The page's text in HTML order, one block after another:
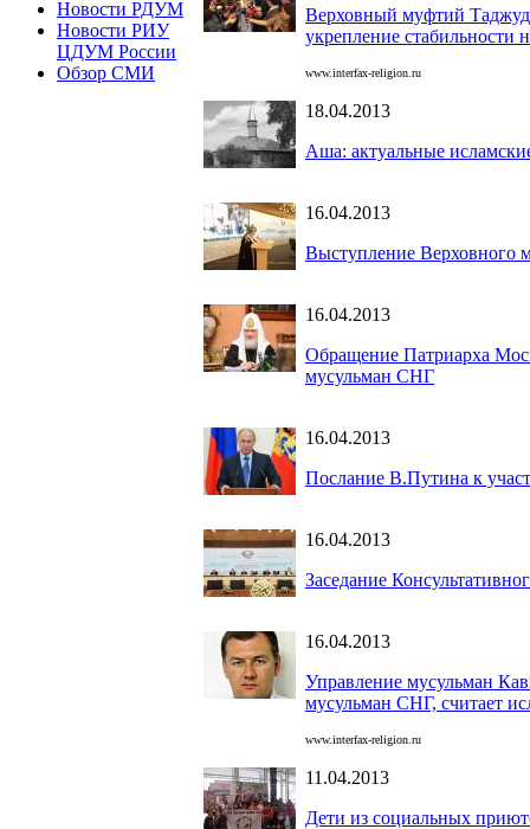
Новости РДУМ
Новости РИУ
ЦДУМ России
Обзор СМИ
Верховный муфтий
укрепление стабильности
www.interfax-religion.ru
18.04.2013
Аша: актуальные
16.04.2013
Выступление Верховного
16.04.2013
Обращение Патриарха
мусульман СНГ
16.04.2013
Послание В.Путина к
16.04.2013
Заседание
16.04.2013
Управление мусульман
мусульман СНГ, считает
www.interfax-religion.ru
11.04.2013
Дети из социальных